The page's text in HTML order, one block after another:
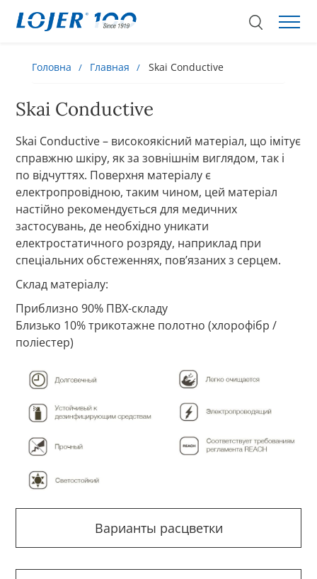
Головна Главная Skai Conductive
Skai Conductive
Skai Conductive – високоякісний матеріал, що імітує
справжню шкіру, як за зовнішнім виглядом, так і
по відчуттях. Поверхня матеріалу є
електропровідною, таким чином, цей матеріал
настійно рекомендується для медичних
застосувань, де необхідно уникати
електростатичного розряду, наприклад при
спеціальних обстеженнях, пов’язаних з серцем.
Склад матеріалу:
Приблизно 90% ПВХ-складу
Близько 10% трикотажне полотно (хлорофібр /
поліестер)
Варианты расцветки